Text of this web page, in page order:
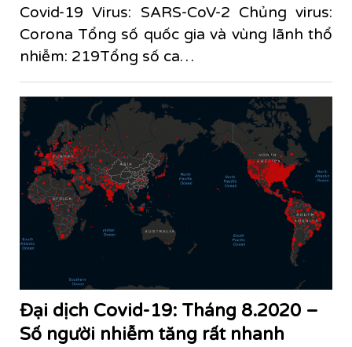
Covid-19 Virus: SARS-CoV-2 Chủng virus:
Corona Tổng số quốc gia và vùng lãnh thổ
nhiễm: 219Tổng số ca…
Đại dịch Covid-19: Tháng 8.2020 –
Số người nhiễm tăng rất nhanh